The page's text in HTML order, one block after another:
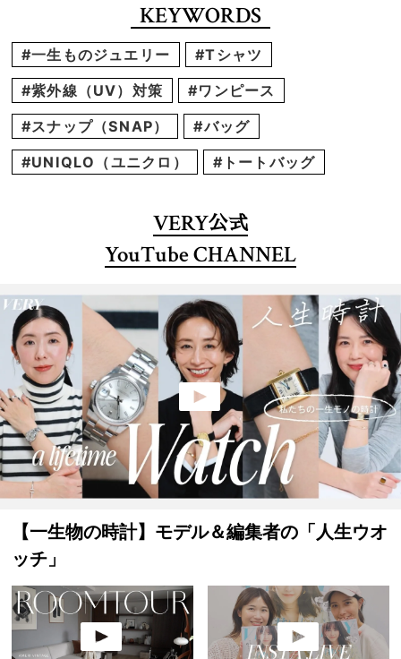
KEYWORDS
#一生ものジュエリー
#Tシャツ
#紫外線（UV）対策
#ワンピース
#スナップ（SNAP）
#バッグ
#UNIQLO（ユニクロ）
#トートバッグ
VERY公式
YouTube CHANNEL
【一生物の時計】モデル＆編集者の「人生ウオ
ッチ」